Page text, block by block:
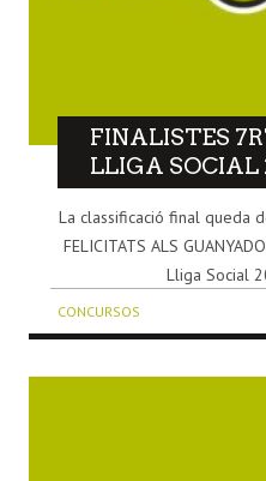
FINALISTES
LLIGA SOCIAL
La classificació final queda
FELICITATS ALS
Lliga Social
CONCURSOS